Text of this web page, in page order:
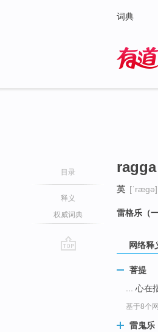
词典
目录
释义
权威词典
ragga
英 [ˈræɡə]
雷格乐（
网络释
菩提
... 心
基于8个
雷鬼乐